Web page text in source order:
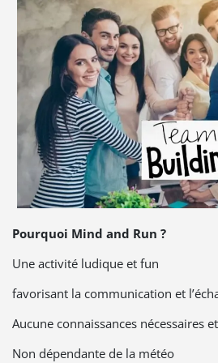
Pourquoi Mind and Run ?
Une activité ludique et fun
favorisant la communication et
Aucune connaissances nécessaires
Non dépendante de la météo